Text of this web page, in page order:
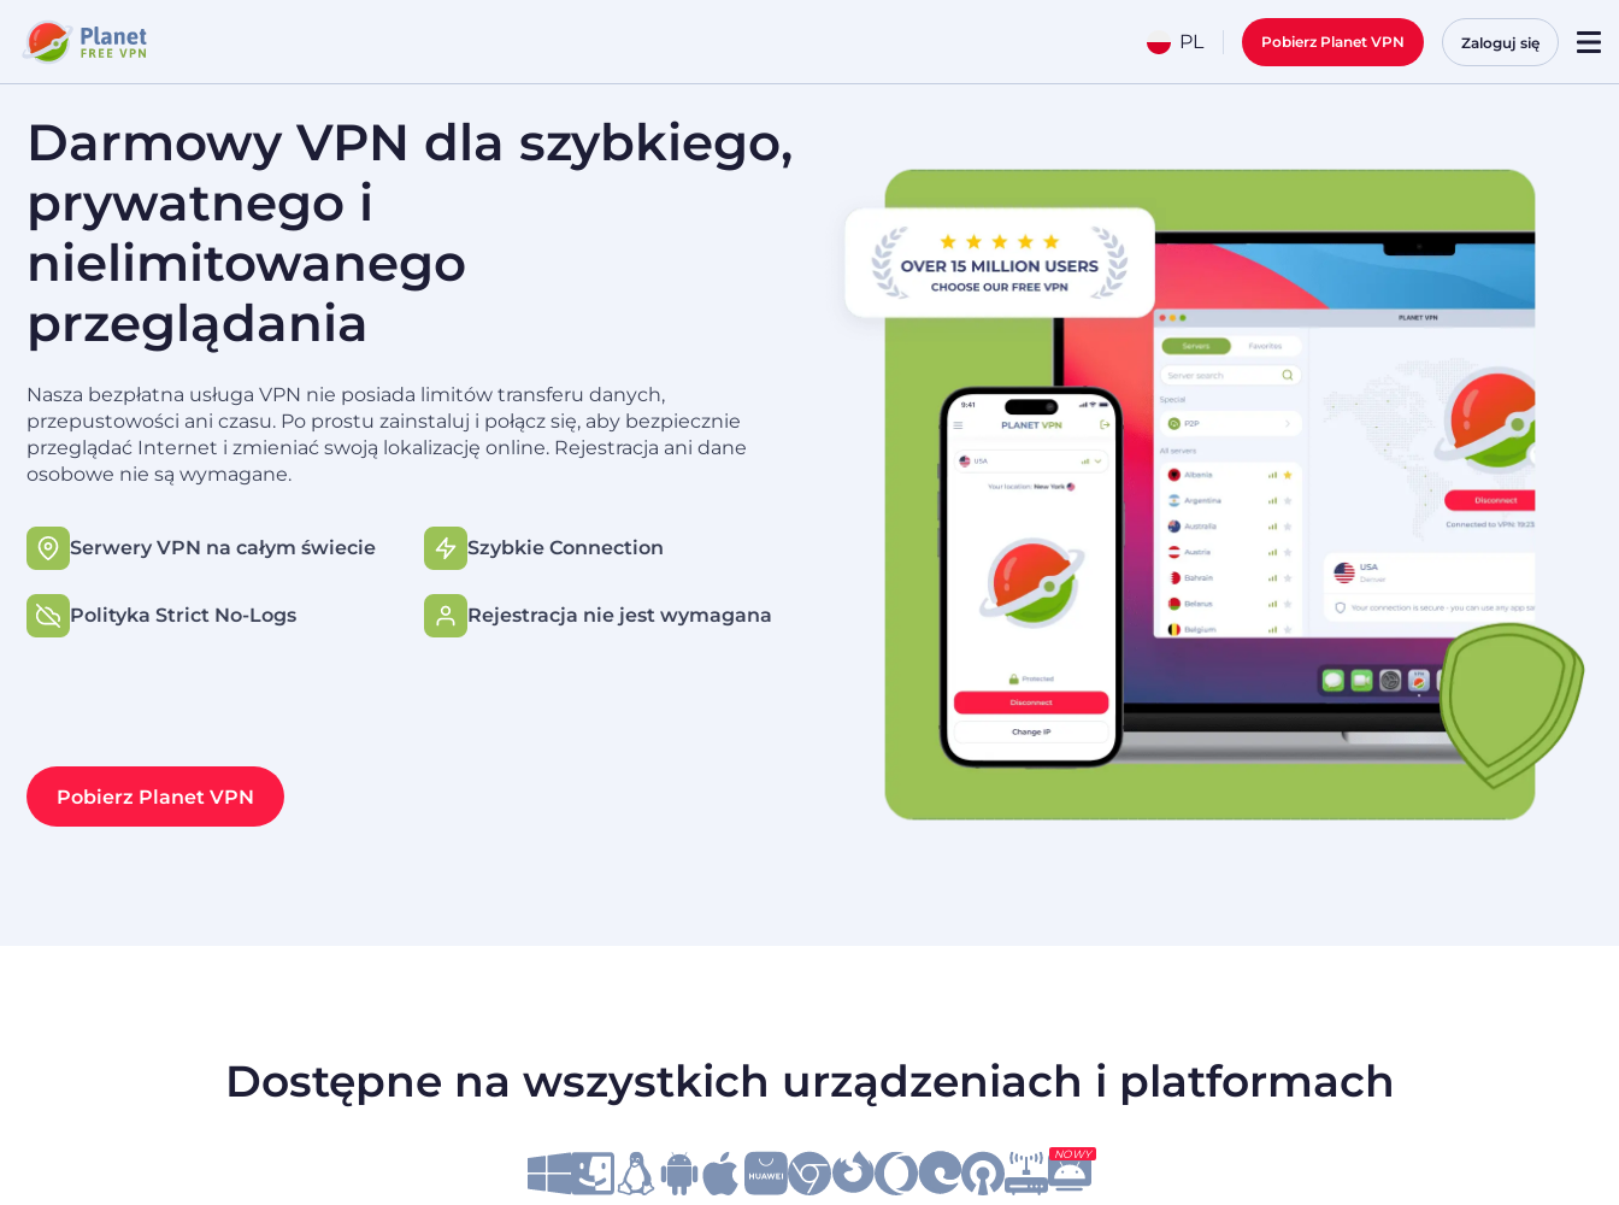
PL Pobierz Planet VPN Zaloguj się
Darmowy VPN dla szybkiego,
prywatnego i
nielimitowanego
przeglądania
Nasza bezpłatna usługa VPN nie posiada limitów transferu danych,
przepustowości ani czasu. Po prostu zainstaluj i połącz się, aby bezpiecznie
przeglądać Internet i zmieniać swoją lokalizację online. Rejestracja ani dane
osobowe nie są wymagane.
Serwery VPN na całym świecie Szybkie Connection
Polityka Strict No-Logs Rejestracja nie jest wymagana
Pobierz Planet VPN
Dostępne na wszystkich urządzeniach i platformach
NOWY